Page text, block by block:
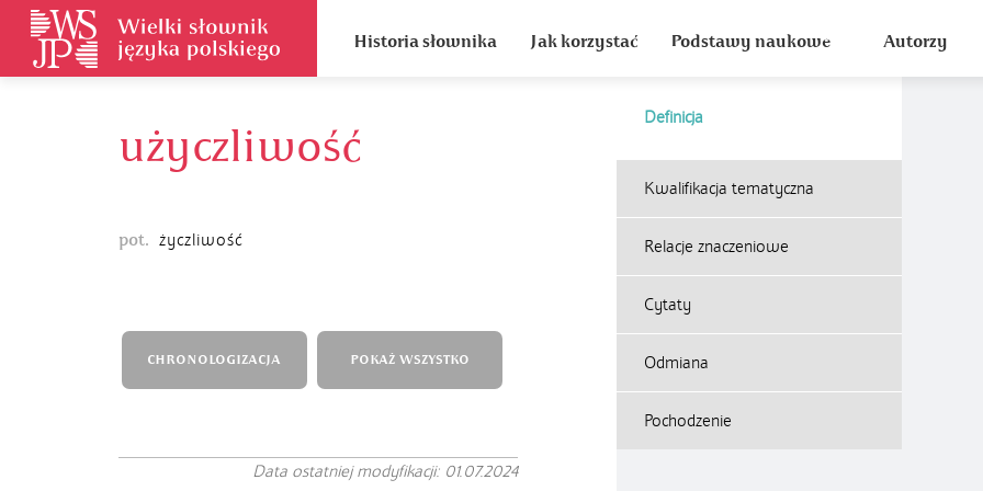
Historia słownika Jak korzystać Podstawy naukowe Autorzy
użyczliwość
Definicja
pot. życzliwość
Kwalifikacja tematyczna
Relacje znaczeniowe
Cytaty
Odmiana
Pochodzenie
CHRONOLOGIZACJA POKAŻ WSZYSTKO
Data ostatniej modyfikacji: 01.07.2024